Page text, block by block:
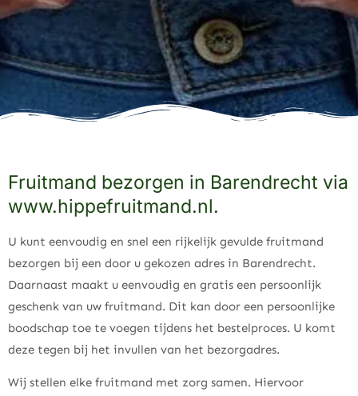
Fruitmand bezorgen in Barendrecht via
www.hippefruitmand.nl.
U kunt eenvoudig en snel een rijkelijk gevulde fruitmand
bezorgen bij een door u gekozen adres in Barendrecht.
Daarnaast maakt u eenvoudig en gratis een persoonlijk
geschenk van uw fruitmand. Dit kan door een persoonlijke
boodschap toe te voegen tijdens het bestelproces. U komt
deze tegen bij het invullen van het bezorgadres.
Wij stellen elke fruitmand met zorg samen. Hiervoor